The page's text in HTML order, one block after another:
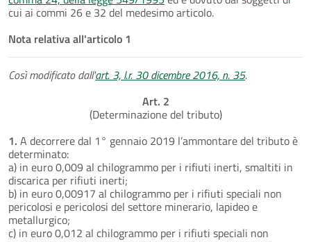
cui ai commi 26 e 32 del medesimo articolo.
Nota relativa all'articolo 1
Così modificato dall'art. 3, l.r. 30 dicembre 2016, n. 35.
Art. 2
(Determinazione del tributo)
1. A decorrere dal 1° gennaio 2019 l’ammontare del tributo è
determinato:
a) in euro 0,009 al chilogrammo per i rifiuti inerti, smaltiti in
discarica per rifiuti inerti;
b) in euro 0,00917 al chilogrammo per i rifiuti speciali non
pericolosi e pericolosi del settore minerario, lapideo e
metallurgico;
c) in euro 0,012 al chilogrammo per i rifiuti speciali non